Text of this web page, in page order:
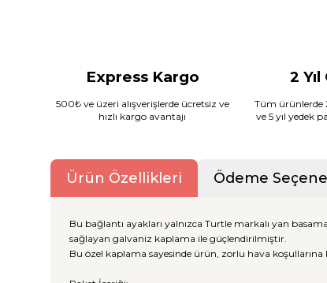
Express Kargo
500₺ ve üzeri alışverişlerde ücretsiz ve
hızlı kargo avantajı
2
Tüm ürünlerde
ve 5 yıl yedek
Ürün Özellikleri Ödeme
Bu bağlantı ayakları yalnızca Turtle markalı yan
sağlayan galvaniz kaplama ile güçlendirilmiştir.
Bu özel kaplama sayesinde ürün, zorlu hava